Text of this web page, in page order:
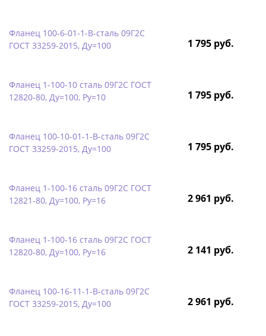
Фланец 100-6-01-1-B-сталь 09Г2С
ГОСТ 33259-2015, Ду=100
1 795 руб.
Фланец 1-100-10 сталь 09Г2С ГОСТ
12820-80, Ду=100, Ру=10
1 795 руб.
Фланец 100-10-01-1-B-сталь 09Г2С
ГОСТ 33259-2015, Ду=100
1 795 руб.
Фланец 1-100-16 сталь 09Г2С ГОСТ
12821-80, Ду=100, Ру=16
2 961 руб.
Фланец 1-100-16 сталь 09Г2С ГОСТ
12820-80, Ду=100, Ру=16
2 141 руб.
Фланец 100-16-11-1-B-сталь 09Г2С
ГОСТ 33259-2015, Ду=100
2 961 руб.